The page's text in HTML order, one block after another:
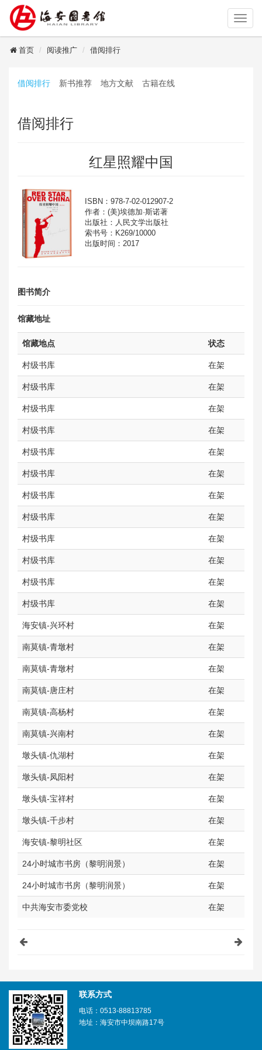
读者登录
首页 阅读推广 借阅排行
借阅排行 新书推荐 地方文献 古籍在线
借阅排行
红星照耀中国
ISBN：978-7-02-012907-2
作者：(美)埃德加·斯诺著
出版社：人民文学出版社
索书号：K269/10000
出版时间：2017
图书简介
馆藏地址
馆藏地点 状态
村级书库 在架
村级书库 在架
村级书库 在架
村级书库 在架
村级书库 在架
村级书库 在架
村级书库 在架
村级书库 在架
村级书库 在架
村级书库 在架
村级书库 在架
村级书库 在架
海安镇-兴环村 在架
南莫镇-青墩村 在架
南莫镇-青墩村 在架
南莫镇-唐庄村 在架
南莫镇-高杨村 在架
南莫镇-兴南村 在架
墩头镇-仇湖村 在架
墩头镇-凤阳村 在架
墩头镇-宝祥村 在架
墩头镇-千步村 在架
海安镇-黎明社区 在架
24小时城市书房（黎明润景） 在架
24小时城市书房（黎明润景） 在架
中共海安市委党校 在架
联系方式
电话：0513-88813785
地址：海安市中坝南路17号